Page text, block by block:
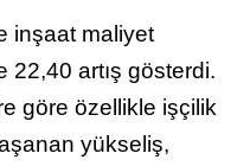
inşaat maliyet
22,40 artış gösterdi.
göre özellikle işçilik
yükseliş,